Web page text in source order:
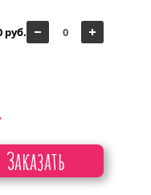
Заказать
руб.